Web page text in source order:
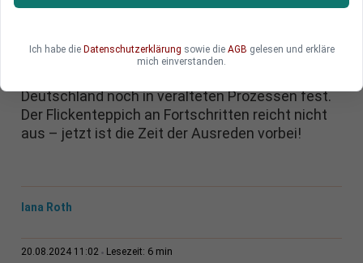
Länder wie Finnland und Dänemark längst im
Deutschland noch in veralteten Prozessen fest.
Der Flickenteppich an Fortschritten reicht nicht
aus – jetzt ist die Zeit der Ausreden vorbei!
Iana Roth
20.08.2024 11:02 Lesezeit: 6 min
Ich habe die Datenschutzerklärung sowie die AGB gelesen und erkläre
mich einverstanden.